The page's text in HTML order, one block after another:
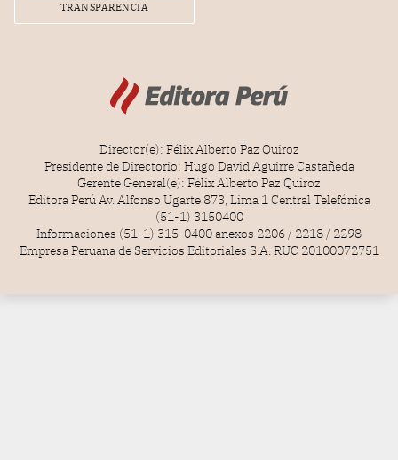
TRANSPARENCIA
Director(e): Félix Alberto Paz Quiroz
Presidente de Directorio: Hugo David Aguirre Castañeda
Gerente General(e): Félix Alberto Paz Quiroz
Editora Perú Av. Alfonso Ugarte 873, Lima 1 Central Telefónica
(51-1) 3150400
Informaciones (51-1) 315-0400 anexos 2206 / 2218 / 2298
Empresa Peruana de Servicios Editoriales S.A. RUC 20100072751